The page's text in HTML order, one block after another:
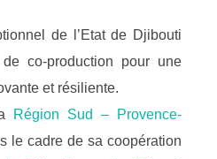
de l’Etat de Djibouti
co-production pour une
et résiliente.
Région Sud – Provence-
le cadre de sa coopération